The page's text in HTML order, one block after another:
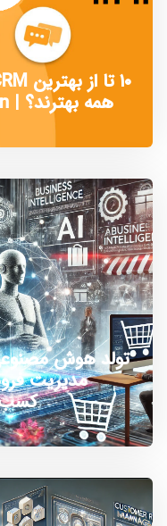
همه بهترند؟ | Best CRM in Iran|رادوین
تولد هوش
مدیریت